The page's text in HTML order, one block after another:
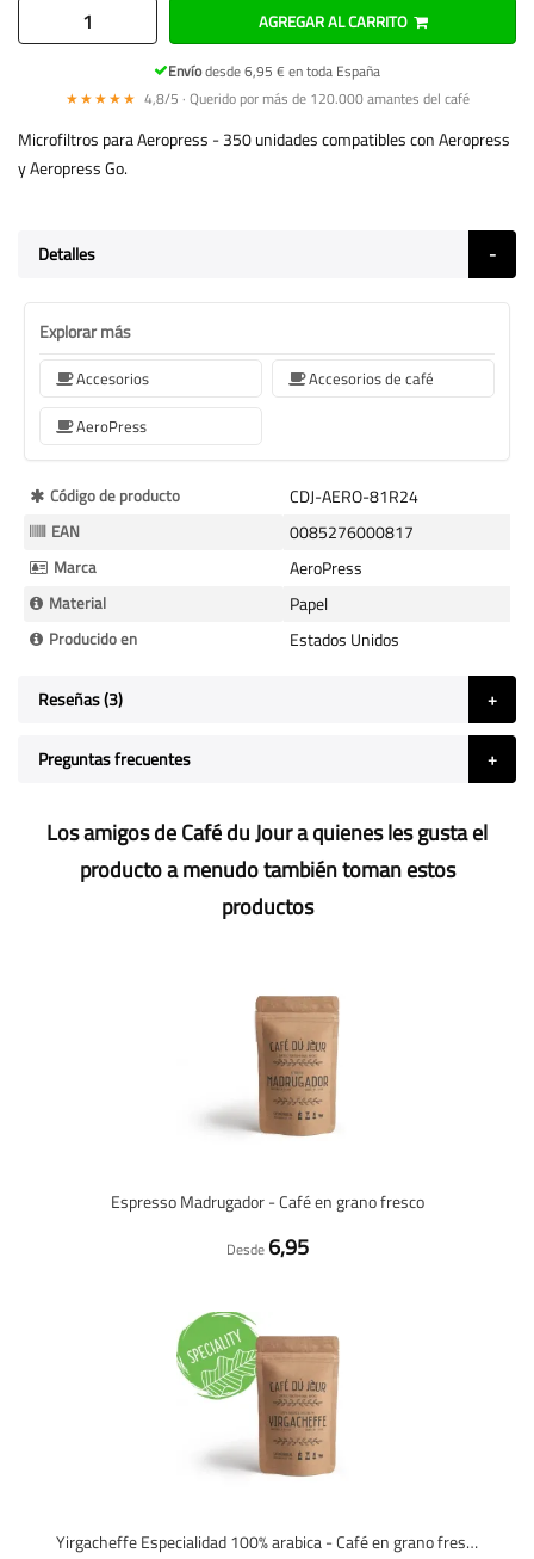
AGREGAR AL CARRITO
Envíodesde 6,95 € en toda España
★★★★★ 4,8/5 · Querido por más de 120.000 amantes del café
Microfiltros para Aeropress - 350 unidades compatibles con Aeropress
y Aeropress Go.
Detalles
Explorar más
Accesorios
Accesorios de café
AeroPress
Más
Información
Código de producto CDJ-AERO-81R24
EAN 0085276000817
Marca AeroPress
Material Papel
Producido en Estados Unidos
Reseñas 3
Preguntas frecuentes
Los amigos de Café du Jour a quienes les gusta el
producto a menudo también toman estos
productos
Espresso Madrugador - Café en grano fresco
Desde 6,95
Yirgacheffe Especialidad 100% arabica - Café en grano fresco